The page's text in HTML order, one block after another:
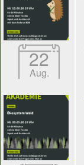
22
Aug.